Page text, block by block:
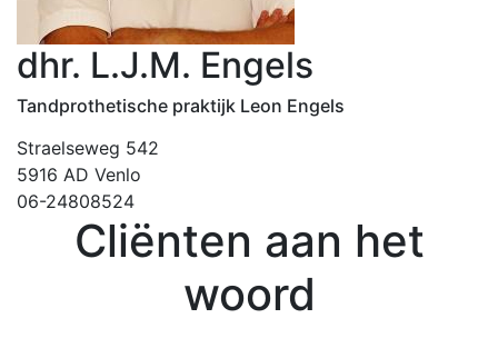
dhr. L.J.M. Engels
Tandprothetische praktijk Leon Engels
Straelseweg 542
5916 AD Venlo
06-24808524
Cliënten aan het
woord